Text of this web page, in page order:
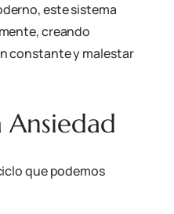
este sistema
creando
constante y malestar
Ansiedad
que podemos